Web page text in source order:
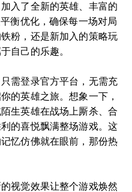
入了全新的英雄、丰富的
衡优化，确保每一场对局
粉，还是新加入的策略玩
自己的乐趣。
需登录官方平台，无需充
的英雄之旅。想象一下，
生英雄在战场上厮杀、合
的喜悦飘满整场游戏。这
忆仿佛就在眼前，那份热
视觉效果让整个游戏焕然